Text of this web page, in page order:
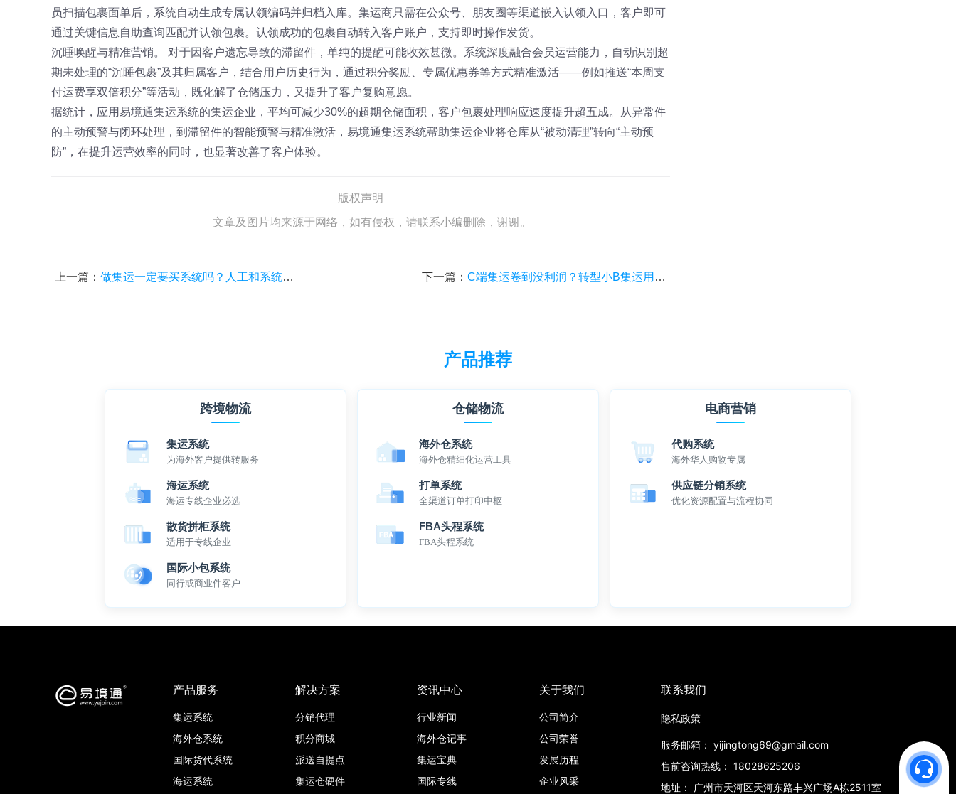
员扫描包裹面单后，系统自动生成专属认领编码并归档入库。集运商只需在公众号、朋友圈等渠道嵌入认领入口，客户即可
通过关键信息自助查询匹配并认领包裹。认领成功的包裹自动转入客户账户，支持即时操作发货。
沉睡唤醒与精准营销。 对于因客户遗忘导致的滞留件，单纯的提醒可能收效甚微。系统深度融合会员运营能力，自动识别超
期未处理的“沉睡包裹”及其归属客户，结合用户历史行为，通过积分奖励、专属优惠券等方式精准激活——例如推送“本周支
付运费享双倍积分”等活动，既化解了仓储压力，又提升了客户复购意愿。
据统计，应用易境通集运系统的集运企业，平均可减少30%的超期仓储面积，客户包裹处理响应速度提升超五成。从异常件
的主动预警与闭环处理，到滞留件的智能预警与精准激活，易境通集运系统帮助集运企业将仓库从“被动清理”转向“主动预
防”，在提升运营效率的同时，也显著改善了客户体验。
版权声明
文章及图片均来源于网络，如有侵权，请联系小编删除，谢谢。
上一篇： 做集运一定要买系统吗？人工和系统成本差距多大？ 下一篇： C端集运卷到没利润？转型小B集运用这套系统直接提效80%
产品推荐
跨境物流
集运系统
为海外客户提供转服务
海运系统
海运专线企业必选
散货拼柜系统
适用于专线企业
国际小包系统
同行或商业件客户
仓储物流
海外仓系统
海外仓精细化运营工具
打单系统
全渠道订单打印中枢
FBA头程系统
FBA头程系统
电商营销
代购系统
海外华人购物专属
供应链分销系统
优化资源配置与流程协同
产品服务
集运系统
海外仓系统
国际货代系统
海运系统
解决方案
分销代理
积分商城
派送自提点
集运仓硬件
资讯中心
行业新闻
海外仓记事
集运宝典
国际专线
关于我们
公司简介
公司荣誉
发展历程
企业风采
联系我们
隐私政策
服务邮箱： yijingtong69@gmail.com
售前咨询热线： 18028625206
地址：
广州市天河区天河东路丰兴广场A栋2511室